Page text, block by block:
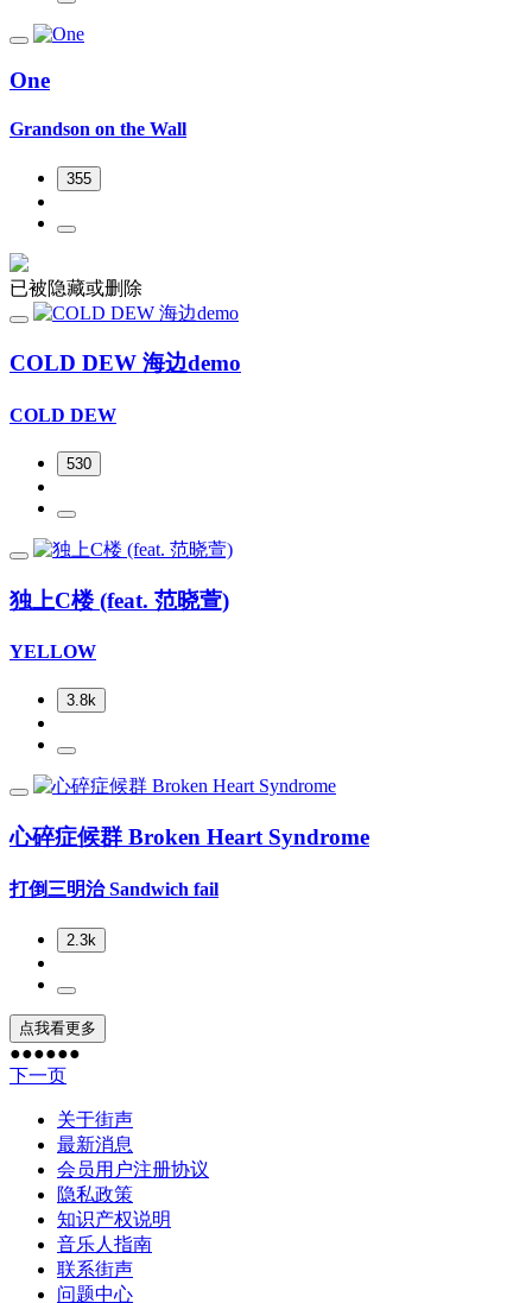
One
Grandson on the Wall
355
已被隐藏或删除
COLD DEW 海边demo
COLD DEW
530
独上C楼 (feat. 范晓萱)
YELLOW
3.8k
心碎症候群 Broken Heart Syndrome
打倒三明治 Sandwich fail
2.3k
点我看更多
●●●●●●
下一页
关于街声
最新消息
会员用户注册协议
隐私政策
知识产权说明
音乐人指南
联系街声
问题中心